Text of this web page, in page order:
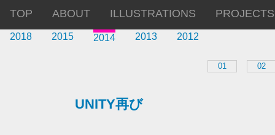
TOP ABOUT ILLUSTRATIONS PROJECTS
2018 2015 2014 2013 2012
01 02
UNITY再び